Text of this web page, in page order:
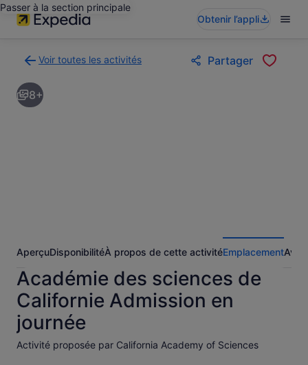
Passer à la section principale
Obtenir l’appli
Voir toutes les activités
à
la
page
Partager
8+
AperçuDisponibilitéÀ propos de cette activitéEmplacementAvis
Académie des sciences de
Californie Admission en
journée
Activité proposée par California Academy of Sciences